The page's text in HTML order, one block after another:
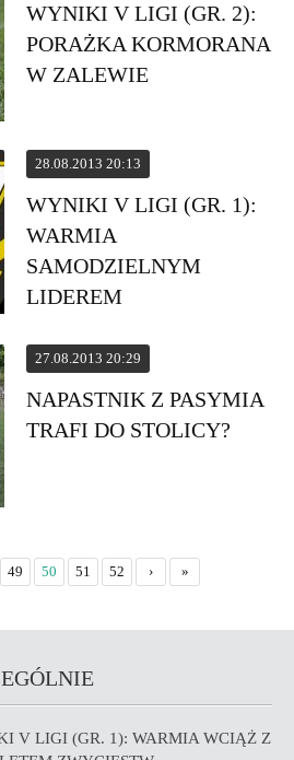
WYNIKI V LIGI (GR. 2):
PORAŻKA KORMORANA
W ZALEWIE
28.08.2013 20:13
WYNIKI V LIGI (GR. 1):
WARMIA
SAMODZIELNYM
LIDEREM
27.08.2013 20:29
NAPASTNIK Z PASYMIA
TRAFI DO STOLICY?
49 50 51 52 › »
V LIGI (GR. 1): WARMIA WCIĄŻ Z